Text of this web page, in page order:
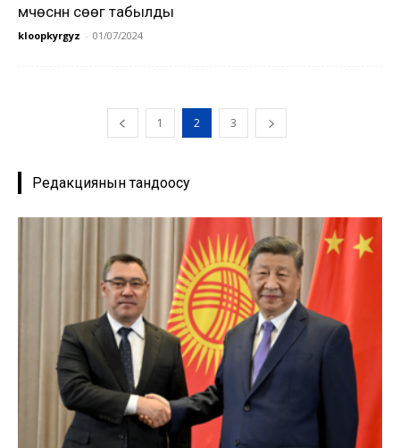
мүчөсүнүн сөөгү табылды
kloopkyrgyz - 01/07/2024
1 2 3
Редакциянын тандоосу